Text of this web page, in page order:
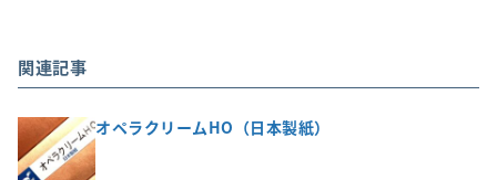
関連記事
オペラクリームHO（日本製紙）